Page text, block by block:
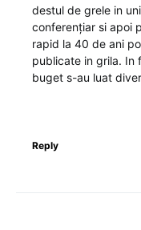
destul de grele in
conferențiar si apoi
rapid la 40 de ani
publicate in grila. In
buget s-au luat
Reply